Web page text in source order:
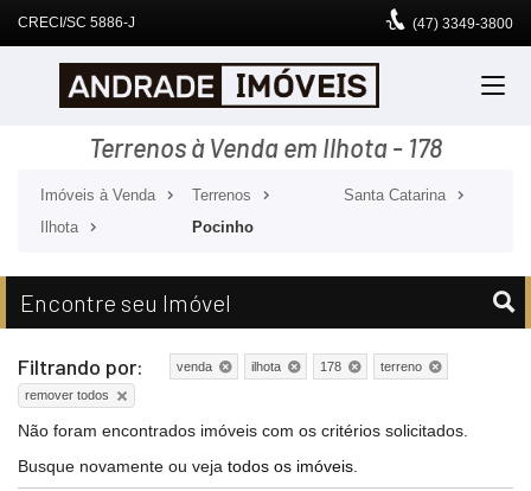
CRECI/SC 5886-J (47) 3349-3800
Terrenos à Venda em Ilhota - 178
Imóveis à Venda Terrenos
Santa Catarina
Ilhota
Pocinho
Encontre seu Imóvel
Filtrando por: venda ilhota 178
terreno
remover todos
Não foram encontrados imóveis com os critérios solicitados.
Busque novamente ou veja todos os imóveis